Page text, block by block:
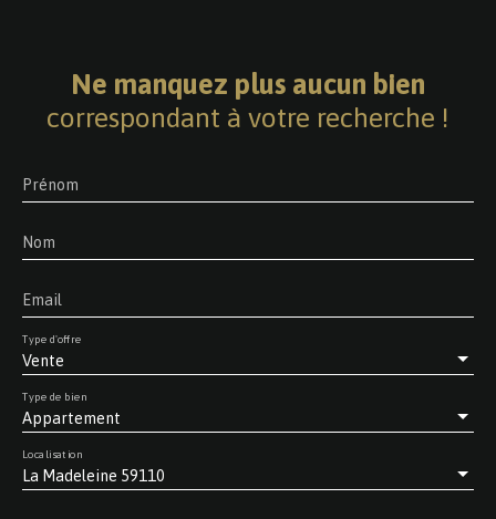
Ne manquez plus aucun bien
correspondant à votre recherche !
Prénom
Nom
Email
Vente
Type d'offre
Appartement
Type de bien
La Madeleine 59110
Localisation